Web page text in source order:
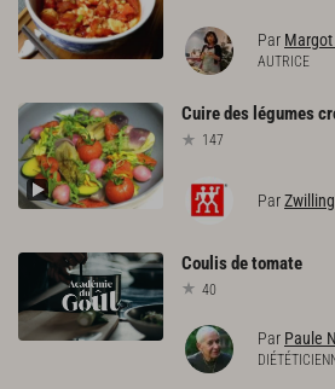
Par
AUTRICE
Cuiredes légumes
147
ParZwilling
Coulisdetomate
40
Par Paule